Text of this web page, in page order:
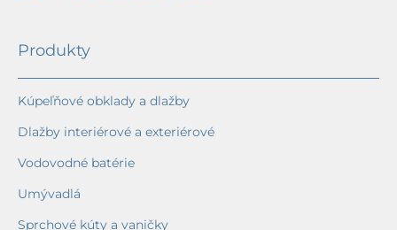
Produkty
Kúpeľňové obklady a dlažby
Dlažby interiérové a exteriérové
Vodovodné batérie
Umývadlá
Sprchové kúty a vaničky